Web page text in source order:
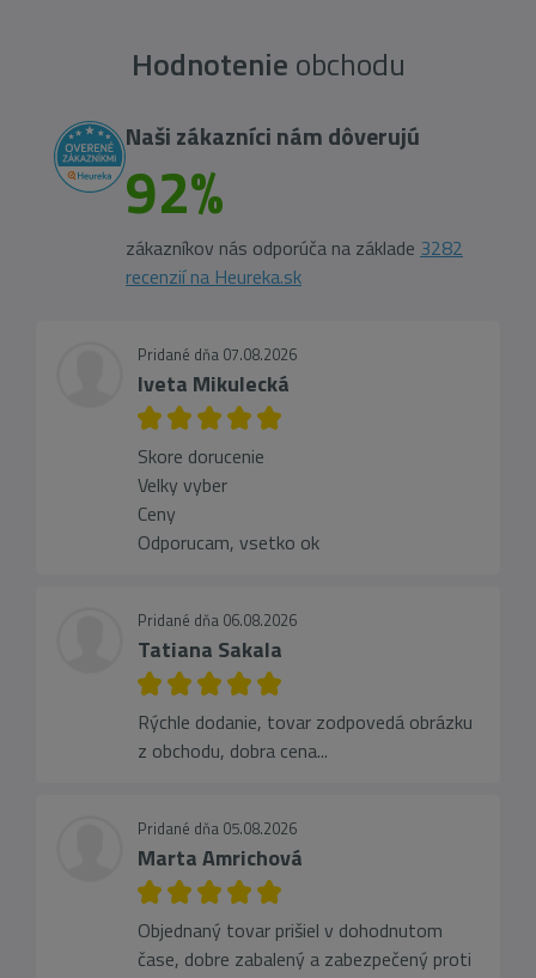
Hodnotenie obchodu
Naši zákazníci nám dôverujú
92%
zákazníkov nás odporúča na základe 3282
recenzií na Heureka.sk
Pridané dňa 07.08.2026
Iveta Mikulecká
Skore dorucenie
Velky vyber
Ceny
Odporucam, vsetko ok
Pridané dňa 06.08.2026
Tatiana Sakala
Rýchle dodanie, tovar zodpovedá obrázku
z obchodu, dobra cena...
Pridané dňa 05.08.2026
Marta Amrichová
Objednaný tovar prišiel v dohodnutom
čase, dobre zabalený a zabezpečený proti